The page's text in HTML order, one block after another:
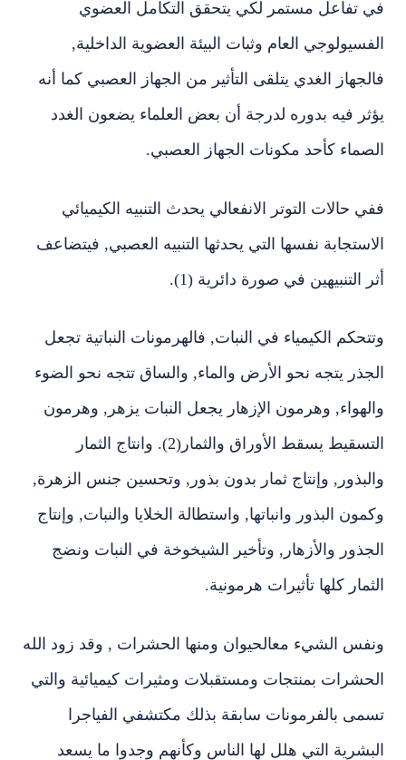
في تفاعل مستمر لكي يتحقق التكامل العضوي
الفسيولوجي العام وثبات البيئة العضوية الداخلية,
فالجهاز الغدي يتلقى التأثير من الجهاز العصبي كما أنه
يؤثر فيه بدوره لدرجة أن بعض العلماء يضعون الغدد
الصماء كأحد مكونات الجهاز العصبي.
ففي حالات التوتر الانفعالي يحدث التنبيه الكيميائي
الاستجابة نفسها التي يحدثها التنبيه العصبي, فيتضاعف
أثر التنبيهين في صورة دائرية (1).
وتتحكم الكيمياء في النبات, فالهرمونات النباتية تجعل
الجذر يتجه نحو الأرض والماء, والساق تتجه نحو الضوء
والهواء, وهرمون الإزهار يجعل النبات يزهر, وهرمون
التسقيط يسقط الأوراق والثمار(2). وانتاج الثمار
والبذور, وإنتاج ثمار بدون بذور, وتحسين جنس الزهرة,
وكمون البذور وانباتها, واستطالة الخلايا والنبات, وإنتاج
الجذور والأزهار, وتأخير الشيخوخة في النبات ونضج
الثمار كلها تأثيرات هرمونية.
ونفس الشيء معالحيوان ومنها الحشرات , وقد زود الله
الحشرات بمنتجات ومستقبلات ومثيرات كيميائية والتي
تسمى بالفرمونات سابقة بذلك مكتشفي الفياجرا
البشرية التي هلل لها الناس وكأنهم وجدوا ما يسعد